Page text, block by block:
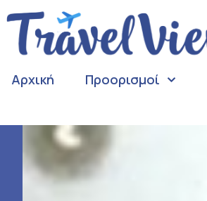
Αρχική Προορισμοί